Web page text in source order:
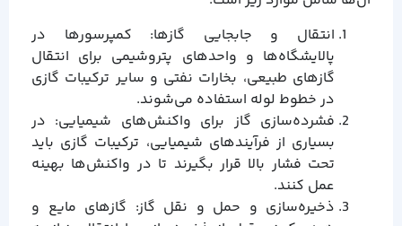
انتقال و جابجایی گازها: کمپرسورها در
پالایشگاه‌ها و واحدهای پتروشیمی برای انتقال
گازهای طبیعی، بخارات نفتی و سایر ترکیبات گازی
در خطوط لوله استفاده می‌شوند.
فشرده‌سازی گاز برای واکنش‌های شیمیایی: در
بسیاری از فرآیندهای شیمیایی، ترکیبات گازی باید
تحت فشار بالا قرار بگیرند تا در واکنش‌ها بهینه
عمل کنند.
ذخیره‌سازی و حمل و نقل گاز: گازهای مایع و